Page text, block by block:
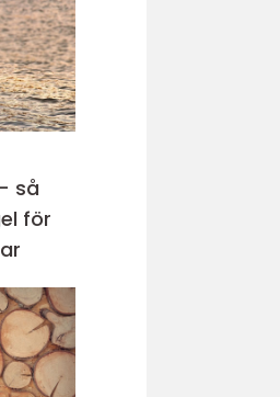
så
för